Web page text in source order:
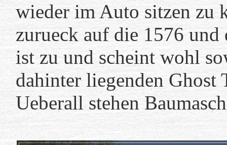
wieder im Auto sitzen zu
zurueck auf die 1576
ist zu und scheint wohl
dahinter liegenden
Ueberall stehen